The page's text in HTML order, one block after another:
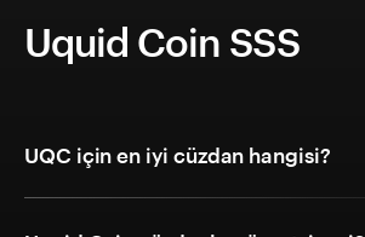
Uquid Coin SSS
UQC için en iyi cüzdan hangisi?